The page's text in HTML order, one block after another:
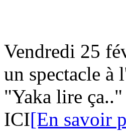
Vendredi 25
un spectacle à
"Yaka lire
ICI[En savoir